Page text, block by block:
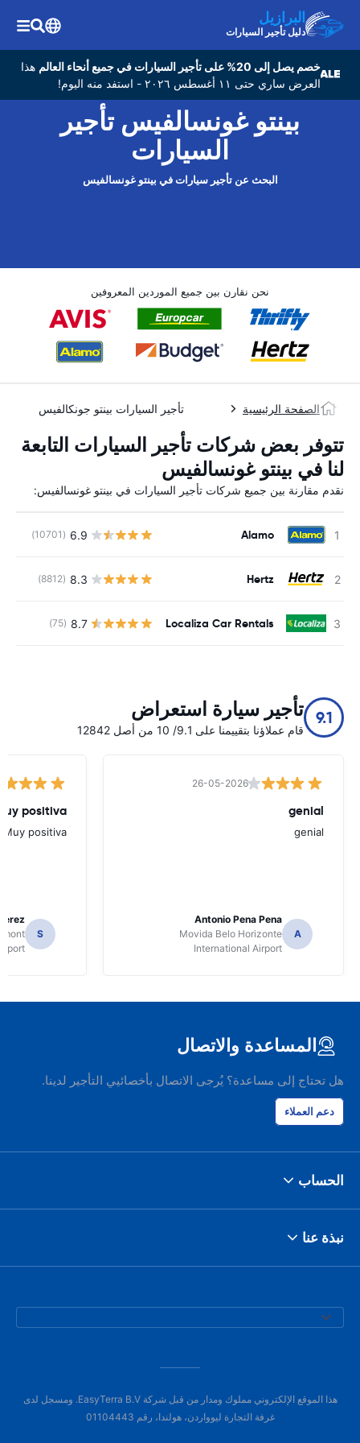
البرازيل
دليل تأجير السيارات
خصم يصل إلى 20% على تأجير السيارات في جميع أنحاء العالم
هذا
العرض ساري حتى ١١ أغسطس ٢٠٢٦ - استفد منه اليوم!
بينتو غونسالفيس تأجير
السيارات
البحث عن تأجير سيارات في بينتو غونسالفيس
نحن نقارن بين جميع الموردين المعروفين
الصفحة الرئيسية تأجير السيارات بينتو جونكالفيس
تتوفر بعض شركات تأجير السيارات التابعة
لنا في بينتو غونسالفيس
نقدم مقارنة بين جميع شركات تأجير السيارات في بينتو غونسالفيس:
Alamo
6.9
(10701)
Hertz
8.3
(8812)
Localiza Car Rentals
8.7
(75)
9.1 تأجير سيارة استعراض
قام عملاؤنا بتقييمنا على 9.1/ 10 من أصل 12842
26-05-2026
genial
genial
A
Antonio Pena Pena
Movida Belo Horizonte
International Airport
positiva
Muy positiva
S
المساعدة والاتصال
هل تحتاج إلى مساعدة؟ يُرجى الاتصال بأخصائيي التأجير لدينا.
دعم العملاء
الحساب
نبذة عنا
هذا الموقع الإلكتروني مملوك ومدار من قبل شركة EasyTerra B.V. ومسجل لدى
غرفة التجارة ليوواردن، هولندا، رقم 01104443